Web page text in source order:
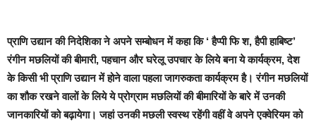
प्राणि उद्यान की निदेशिका ने अपने सम्बोधन में कहा कि ‘ हैप्पी फि श, हैपी हाबिष्ट’
रंगीन मछलियों की बीमारी, पहचान और घरेलू उपचार के लिये बना ये कार्यक्रम, देश
के किसी भी प्राणि उद्यान में होने वाला पहला जागरुकता कार्यक्रम है। रंगीन मछलियों
का शौक रखने वालों के लिये ये प्रोग्राम मछलियों की बीमारियों के बारे में उनकी
जानकारियों को बढ़ायेगा। जहां उनकी मछली स्वस्थ रहेंगी वहीं वे अपने एक्वेरियम को